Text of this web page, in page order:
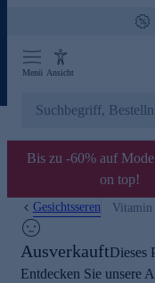
Menü Ansicht
Bis zu -60% auf
on top!
Gesichtsseren Vitamin
AusverkauftDieses
Entdecken Sie unsere